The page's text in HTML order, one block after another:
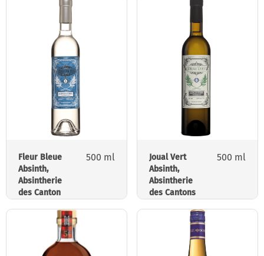
Fleur Bleue
Absinth,
Absintherie
des Canton
500 ml
Joual Vert
Absinth,
Absintherie
des Cantons
500 ml